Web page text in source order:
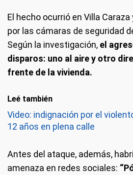
El hecho ocurrió en Villa
por las cámaras de seguridad
Según la investigación, el
disparos: uno al aire y otro
frente de la vivienda.
Leé también
Video: indignación por el
12 años en plena calle
Antes del ataque, además,
amenaza en redes sociales: